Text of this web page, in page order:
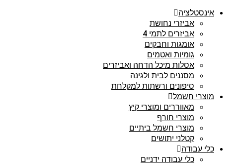
אינסטלציה
אביזרי נחושת
אביזרים לתמי 4
אומגות וחבקים
גומיות ואטמים
אסלות מיכל הדחה ואביזרים
מסננים לבית ולגינה
סיפונים ורשתות למקלחת
מוצרי חשמל
מאווררים ומוצרי קיץ
מוצרי חורף
מוצרי חשמל ביתיים
קטלני יתושים
כלי עבודה
כלי עבודה ידניים